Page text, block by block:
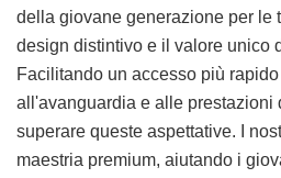
della giovane generazione per le
design distintivo e il valore unico
Facilitando un accesso più
all'avanguardia e alle prestazioni
superare queste aspettative. I
maestria premium, aiutando i